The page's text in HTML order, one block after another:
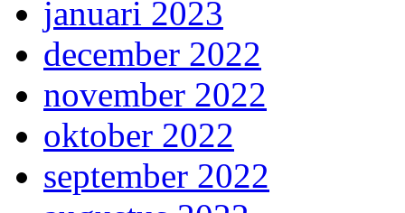
januari 2023
december 2022
november 2022
oktober 2022
september 2022